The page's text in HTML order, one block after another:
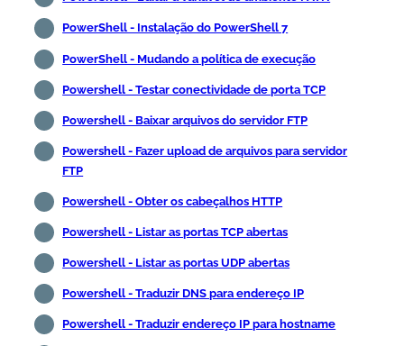
PowerShell - Instalação do PowerShell 7
PowerShell - Mudando a política de execução
Powershell - Testar conectividade de porta TCP
Powershell - Baixar arquivos do servidor FTP
Powershell - Fazer upload de arquivos para servidor
FTP
Powershell - Obter os cabeçalhos HTTP
Powershell - Listar as portas TCP abertas
Powershell - Listar as portas UDP abertas
Powershell - Traduzir DNS para endereço IP
Powershell - Traduzir endereço IP para hostname